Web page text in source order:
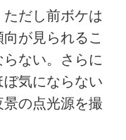
だし前ボケは
が見られるこ
ない。さらに
気にならない
の点光源を撮